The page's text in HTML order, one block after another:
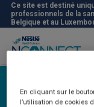
Aller
au
contenu
principal
Ce site est destiné
professionnels de la
Belgique et au
Se
En cliquant sur le
l’utilisation de cookies